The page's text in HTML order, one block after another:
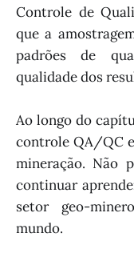
Controle de
que a
padrões de
qualidade dos
Ao longo do
controle QA/QC
mineração. Não
continuar
setor geo-
mundo.